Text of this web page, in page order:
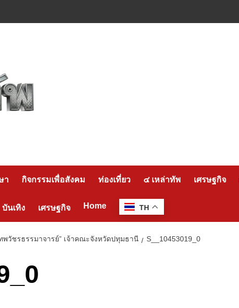
า กิจกรรมเพื่อสังคม ท่องเที่ยว ๔ เหล่าทัพ เศรษฐกิจ
บันเทิง เศรษฐกิจ Home TH
วัชรธรรมาจารย์” เจ้าคณะจังหวัดปทุมธานี S__10453019_0